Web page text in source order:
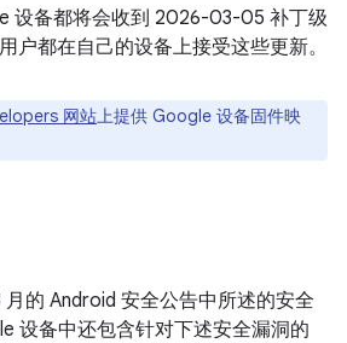
设备都将会收到 2026-03-05 补丁级
户都在自己的设备上接受这些更新。
网站上提供 Google 设备固件映
月的 Android 安全公告中所述的安全
设备中还包含针对下述安全漏洞的